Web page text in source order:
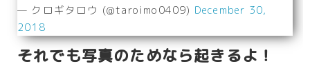
— クロギタロウ (@taroimo0409) December 30,
2018
それでも写真のためなら起きるよ！